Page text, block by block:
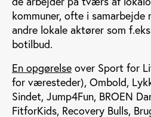
kommuner, ofte i samarbejde
andre lokale aktører som
botilbud.
En opgørelse over Sport for
for væresteder), Ombold,
Sindet, Jump4Fun, BROEN
FitforKids, Recovery Bulls,